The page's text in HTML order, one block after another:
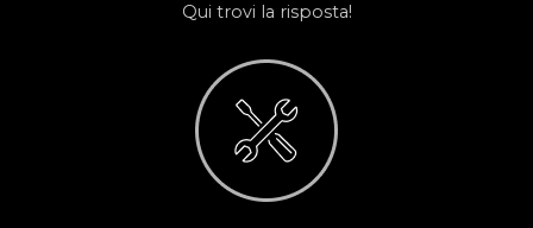
Qui trovi la risposta!